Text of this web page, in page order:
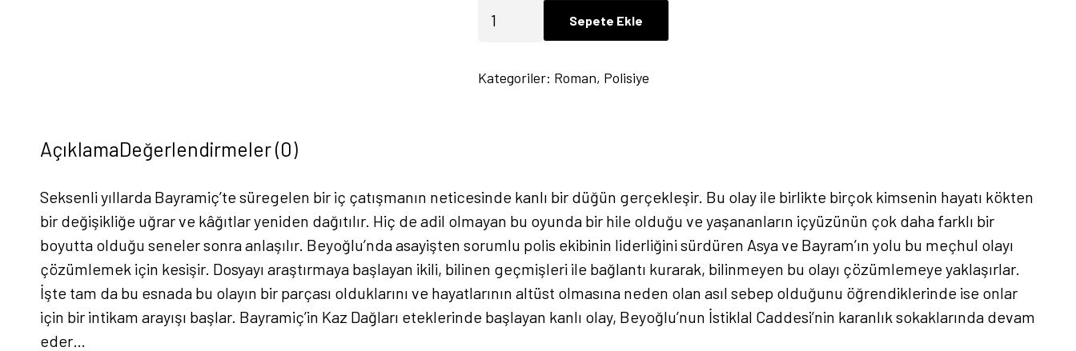
Elma
-
Sepete Ekle
Kategoriler: Roman, Polisiye
AçıklamaDeğerlendirmeler (0)
Seksenli yıllarda Bayramiç’te süregelen bir iç çatışmanın neticesinde kanlı bir düğün gerçekleşir. Bu olay ile birlikte birçok kimsenin hayatı kökten
bir değişikliğe uğrar ve kâğıtlar yeniden dağıtılır. Hiç de adil olmayan bu oyunda bir hile olduğu ve yaşananların içyüzünün çok daha farklı bir
boyutta olduğu seneler sonra anlaşılır. Beyoğlu’nda asayişten sorumlu polis ekibinin liderliğini sürdüren Asya ve Bayram’ın yolu bu meçhul olayı
çözümlemek için kesişir. Dosyayı araştırmaya başlayan ikili, bilinen geçmişleri ile bağlantı kurarak, bilinmeyen bu olayı çözümlemeye yaklaşırlar.
İşte tam da bu esnada bu olayın bir parçası olduklarını ve hayatlarının altüst olmasına neden olan asıl sebep olduğunu öğrendiklerinde ise onlar
için bir intikam arayışı başlar. Bayramiç’in Kaz Dağları eteklerinde başlayan kanlı olay, Beyoğlu’nun İstiklal Caddesi’nin karanlık sokaklarında devam
eder…